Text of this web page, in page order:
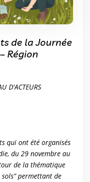
de la Journée
Région
D'ACTEURS
qui ont été organisés
du 29 novembre au
de la thématique
permettant de